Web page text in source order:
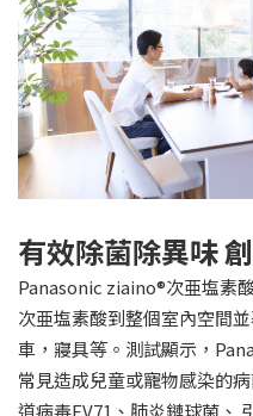
有效除菌除異味
Panasonic ziaino®次亜塩素
次亜塩素酸到整個室內空間
車，寢具等。測試顯示，
常見造成兒童或寵物感染的
道病毒EV71、肺炎鏈球菌、